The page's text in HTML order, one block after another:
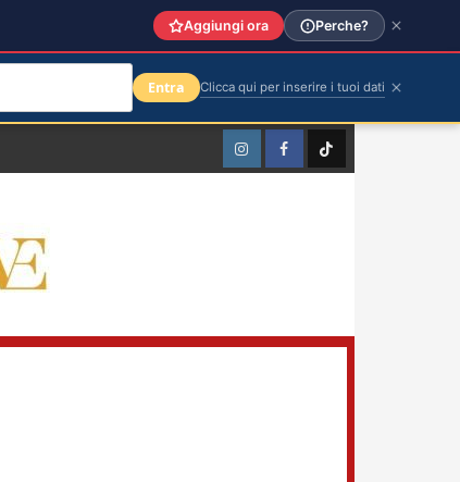
InstagramFacebookTikTok
Aggiungi ora Perche?
Entra Clicca qui per inserire i tuoi dati